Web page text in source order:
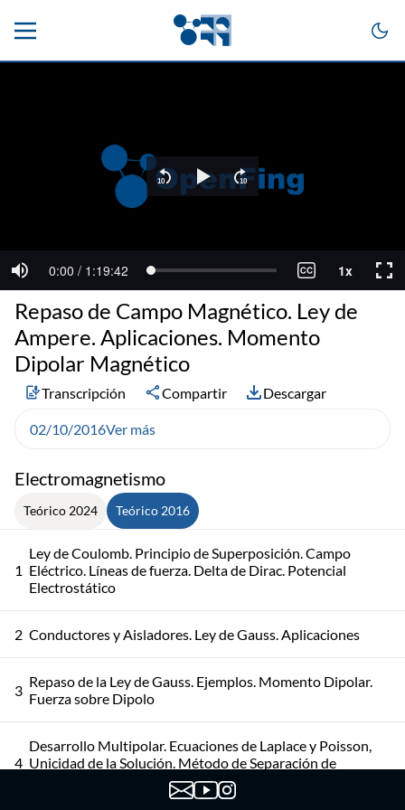
Electromagnetismo
Teórico 2024 Teórico 2016
1
Ley de Coulomb. Principio de Superposición. Campo
Eléctrico. Líneas de fuerza. Delta de Dirac. Potencial
Electrostático
2 Conductores y Aisladores. Ley de Gauss. Aplicaciones
3 Repaso de la Ley de Gauss. Ejemplos. Momento Dipolar.
Fuerza sobre Dipolo
4
Desarrollo Multipolar. Ecuaciones de Laplace y Poisson,
Unicidad de la Solución. Método de Separación de
Repaso de Campo Magnético. Ley de
Ampere. Aplicaciones. Momento
Dipolar Magnético
Transcripción Compartir Descargar
02/10/2016Ver más